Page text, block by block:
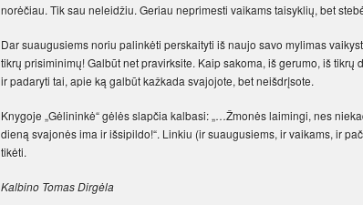
norėčiau. Tik sau neleidžiu. Geriau neprimesti vaikams taisyklių, bet
Dar suaugusiems noriu palinkėti perskaityti iš naujo savo mylimas
tikrų prisiminimų! Galbūt net pravirksite. Kaip sakoma, iš gerumo, iš
ir padaryti tai, apie ką galbūt kažkada svajojote, bet neišdrįsote.
Knygoje „Gėlininkė“ gėlės slapčia kalbasi: „…Žmonės laimingi, nes
dieną svajonės ima ir išsipildo!“. Linkiu (ir suaugusiems, ir vaikams, ir
tikėti.
Kalbino Tomas Dirgėla